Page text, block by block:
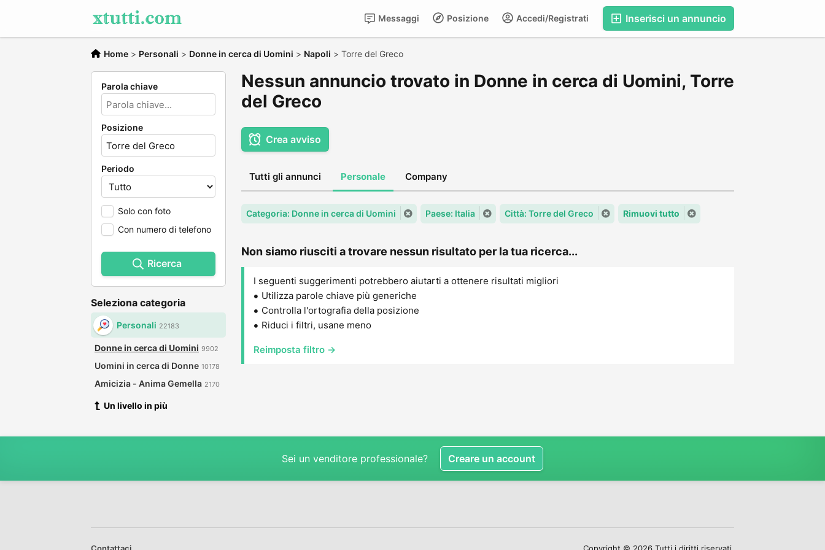
Inserisci un annuncio
Accedi/Registrati
Posizione
Messaggi
Home > Personali > Donne in cerca di Uomini > Napoli > Torre del Greco
Parola chiave
Posizione
Periodo
Solo con foto
Con numero di telefono
Ricerca
Seleziona categoria
Personali 22183
Donne in cerca di Uomini 9902
Uomini in cerca di Donne 10178
Amicizia - Anima Gemella 2170
Un livello in più
Nessun annuncio trovato in Donne in cerca di Uomini, Torre
del Greco
Crea avviso
Tutti gli annunci Personale Company
Categoria: Donne in cerca di Uomini Paese: Italia Città: Torre del Greco Rimuovi tutto
Non siamo riusciti a trovare nessun risultato per la tua ricerca...
I seguenti suggerimenti potrebbero aiutarti a ottenere risultati migliori
Utilizza parole chiave più generiche
Controlla l'ortografia della posizione
Riduci i filtri, usane meno
Reimposta filtro →
Sei un venditore professionale? Creare un account